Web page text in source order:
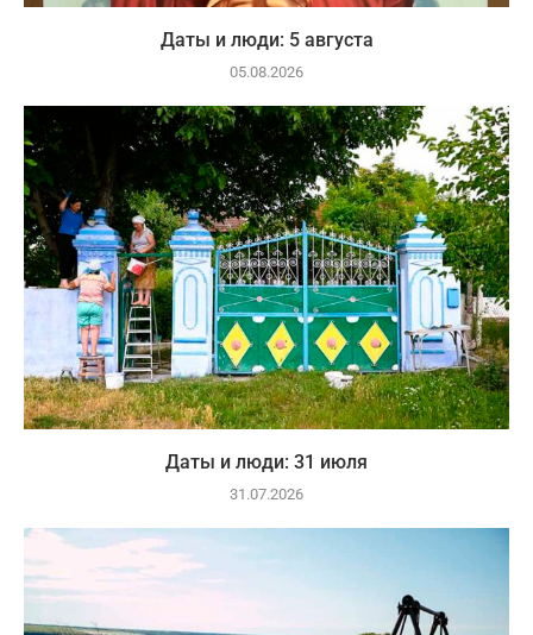
Даты и люди: 5 августа
05.08.2026
Даты и люди: 31 июля
31.07.2026